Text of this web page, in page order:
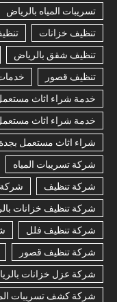
تسريبات المياه بالرياض
تنظيف خزانات
تنظيف شقق بالرياض
تنظيف قصور
خدمة شراء اثاث
خدمة شراء اثاث
شراء اثاث مستعمل بجدة
شركة تسريبات المياه
شركة تنظيف
شركة
شركة تنظيف خزانات
شركة تنظيف فلل
شركة تنظيف قصور
شركة عزل خزانات
شركة كشف تسريبات